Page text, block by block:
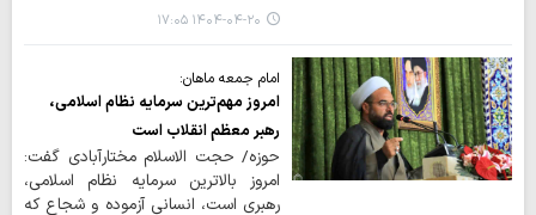
۱۴۰۴-۰۴-۲۰ ۱۷:۰۵
امام جمعه ماهان:
امروز مهم‌ترین سرمایه نظام اسلامی،
رهبر معظم انقلاب است
حوزه/ حجت الاسلام مختارآبادی گفت:
امروز بالاترین سرمایه نظام اسلامی،
رهبری است، انسانی آزموده و شجاع که